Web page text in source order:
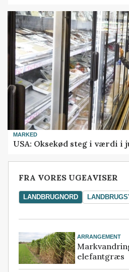
MARKED
USA: Oksekød steg i værdi i
FRA VORES UGEAVISER
LANDBRUGNORD
ARRANGEMENT
elefantgræs